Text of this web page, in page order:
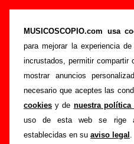
MUSICOSCOPIO.com usa
para mejorar la experiencia
incrustados, permitir
mostrar anuncios
necesario que aceptes las
cookies y de nuestra política
uso de esta web se rige
establecidas en su aviso legal .
“Corrientes circulares
single promocional,
Portada >Los Planetas >
Corrientes circulares en el
Esta página pretende
sobre eldisco
interpretado porLos
canciones incluidas en el